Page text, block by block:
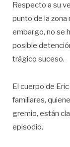
Respecto a su
punto de la zona
embargo, no se
posible
trágico suceso.
El cuerpo de
familiares,
gremio, están
episodio.